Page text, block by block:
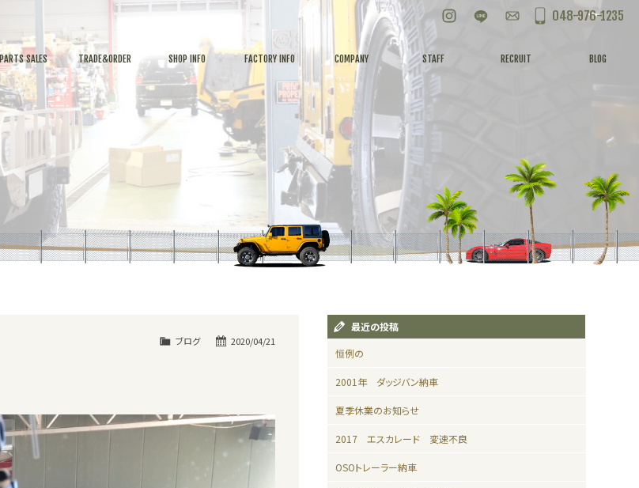
お問い合わせ
048-976-1235
SALES TRADE&ORDER SHOP INFO FACTORY INFO COMPANY STAFF RECRUIT BLOG
2020/04/21
ブログ
最近の投稿
恒例の
2001年 ダッジバン納車
夏季休業のお知らせ
2017 エスカレード 変速不良
OSOトレーラー納車